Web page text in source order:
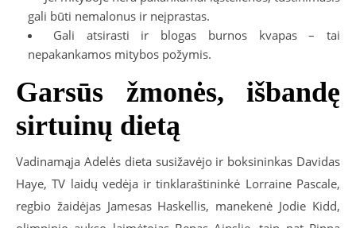
gali būti nemalonus ir neįprastas.
Gali atsirasti ir blogas burnos kvapas – tai
nepakankamos mitybos požymis.
Garsūs žmonės, išbandę
sirtuinų dietą
Vadinamąja Adelės dieta susižavėjo ir boksininkas Davidas
Haye, TV laidų vedėja ir tinklaraštininkė Lorraine Pascale,
regbio žaidėjas Jamesas Haskellis, manekenė Jodie Kidd,